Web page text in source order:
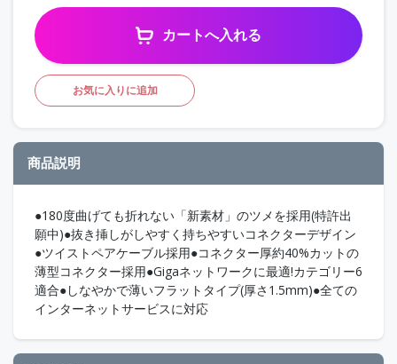
カートへ入れる
お気に入りに追加
商品説明
●180度曲げても折れない「新素材」のツメを採用(特許出
願中)●抜き挿しがしやすく持ちやすいコネクターデザイン
●ツイストペアケーブル採用●コネクター厚約40%カットの
薄型コネクター採用●Gigaネットワークに最適!カテゴリー6
適合●しなやかで薄いフラットタイプ(厚さ1.5mm)●全ての
インターネットサービスに対応